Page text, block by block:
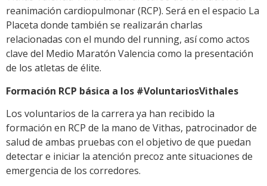
reanimación cardiopulmonar (RCP). Será en el espacio La
Placeta donde también se realizarán charlas
relacionadas con el mundo del running, así como actos
clave del Medio Maratón Valencia como la presentación
de los atletas de élite.
Formación RCP básica a los #VoluntariosVithales
Los voluntarios de la carrera ya han recibido la
formación en RCP de la mano de Vithas, patrocinador de
salud de ambas pruebas con el objetivo de que puedan
detectar e iniciar la atención precoz ante situaciones de
emergencia de los corredores.